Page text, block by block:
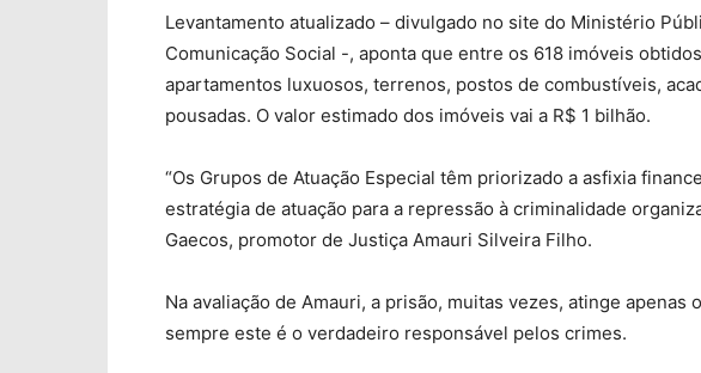
Levantamento atualizado – divulgado no site do Ministério
Comunicação Social -, aponta que entre os 618 imóveis
apartamentos luxuosos, terrenos, postos de combustíveis,
pousadas. O valor estimado dos imóveis vai a R$ 1 bilhão.
“Os Grupos de Atuação Especial têm priorizado a asfixia
estratégia de atuação para a repressão à criminalidade
Gaecos, promotor de Justiça Amauri Silveira Filho.
Na avaliação de Amauri, a prisão, muitas vezes, atinge apenas
sempre este é o verdadeiro responsável pelos crimes.